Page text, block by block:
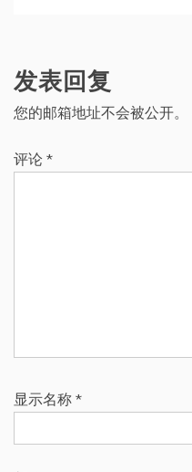
发表回复
您的邮箱地址不会被公开。
评论 *
显示名称 *